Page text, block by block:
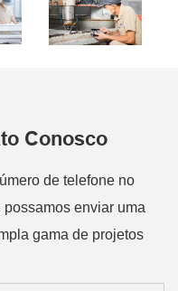
Conosco
de telefone no
enviar uma
gama de projetos